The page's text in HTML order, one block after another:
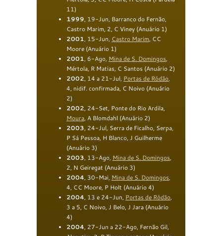
11)
1999, 19-Jun, Barranco do Fernão,
Castro Marim, 2, C Viney (Anuário 1)
2001, 15-Jun, Castro Marim, CC
Moore (Anuário 1)
2001, 6-Ago, Mina de S. Domingos,
Mértola, R Matias, C Santos (Anuário 2)
2002, 14 a 21-Jul, Portas de Ródão,
4, nidif. confirmada, C Noivo (Anuário
2)
2002, 24-Set, Ponte do Rio Ardila,
Moura, A Blomdahl (Anuário 2)
2003, 24-Jul, Serra de Ficalho, Serpa,
P Sá Pessoa, H Blanco, J Guilherme
(Anuário 3)
2003, 13-Ago, Mina de S. Domingos,
2, N Geiregat (Anuário 3)
2004, 30-Mai, Mina de S. Domingos,
4, CC Moore, P Holt (Anuário 4)
2004, 13 e 24-Jun, Portas de Ródão,
3 a 5, C Noivo, J Belo, J Jara (Anuário
4)
2004, 27-Jun a 22-Ago, Fernão Gil,